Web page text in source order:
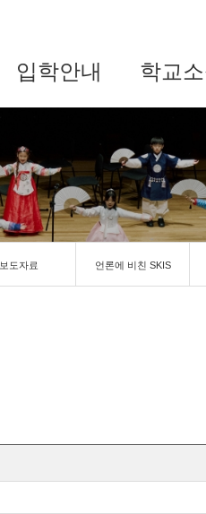
입학안내 학교
보도자료 언론에 비친 SKIS